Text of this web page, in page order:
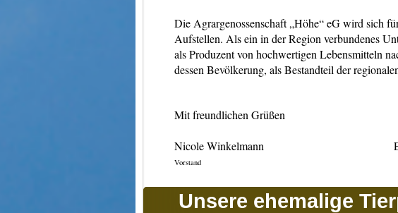
Die Agrargenossenschaft „Höhe“ eG wird sich
Aufstellen. Als ein in der Region verbundenes
als Produzent von hochwertigen Lebensmitteln
dessen Bevölkerung, als Bestandteil der
Mit freundlichen Grüßen
Nicole Winkelmann Enrico
Vorstand
Unsere ehemalige